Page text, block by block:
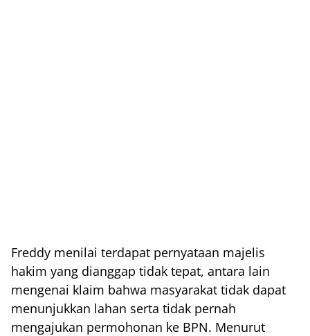
Freddy menilai terdapat pernyataan majelis
hakim yang dianggap tidak tepat, antara lain
mengenai klaim bahwa masyarakat tidak dapat
menunjukkan lahan serta tidak pernah
mengajukan permohonan ke BPN. Menurut